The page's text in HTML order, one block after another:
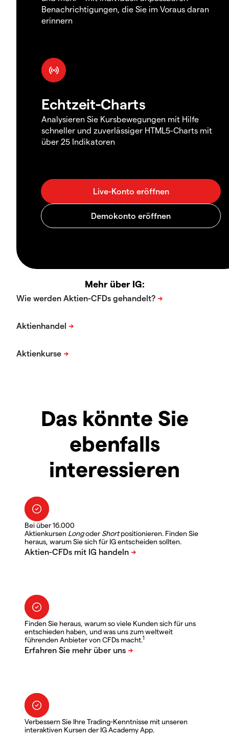
Benachrichtigungen, die Sie im Voraus daran
erinnern
Echtzeit-Charts
Analysieren Sie Kursbewegungen mit Hilfe
schneller und zuverlässiger HTML5-Charts mit
über 25 Indikatoren
Mehr über IG:
Das könnte Sie
ebenfalls
interessieren
Bei über 16.000
Aktienkursen LongoderShortpositionieren. Finden Sie
heraus, warum Sie sich für IG entscheiden sollten.
Finden Sie heraus, warum so viele Kunden sich für uns
entschieden haben, und was uns zum weltweit
führenden Anbieter von CFDs macht.1
Verbessern Sie Ihre Trading-Kenntnisse mit unseren
interaktiven Kursen der IG Academy App.